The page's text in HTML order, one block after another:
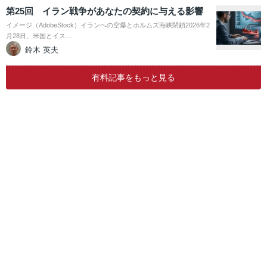
第25回 イラン戦争があなたの契約に与える影響
イメージ（AdobeStock）イランへの空爆とホルムズ海峡閉鎖2026年2
月28日、米国とイス…
鈴木 英夫
有料記事をもっと見る